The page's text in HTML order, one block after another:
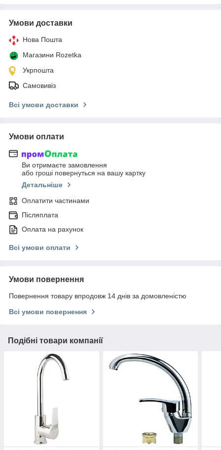
Умови доставки
Нова Пошта
Магазини Rozetka
Укрпошта
Самовивіз
Всі умови доставки
Умови оплати
Ви отримаєте замовлення
або гроші повернуться на вашу картку
Детальніше
Оплатити частинами
Післяплата
Оплата на рахунок
Всі умови оплати
Умови повернення
Повернення товару впродовж 14 днів за домовленістю
Всі умови повернення
Подібні товари компанії